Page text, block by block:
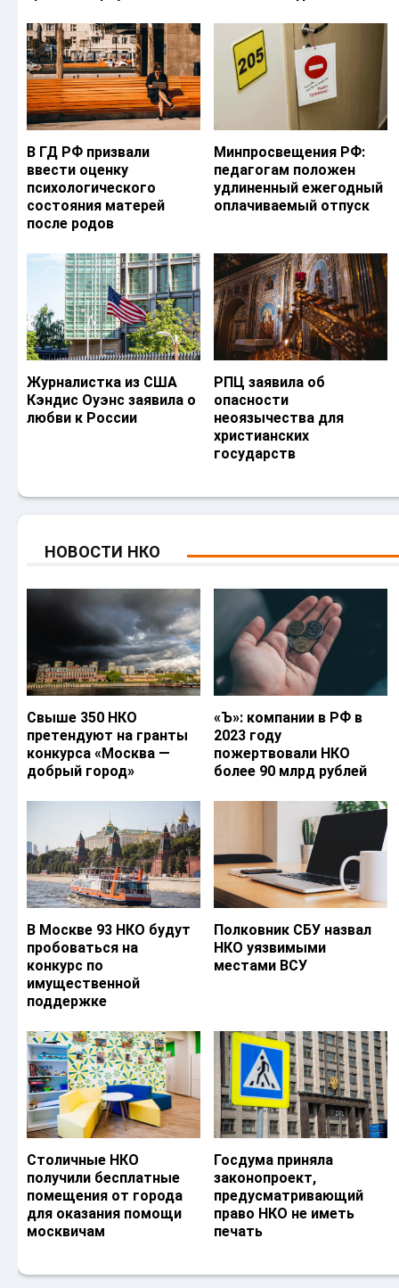
В ГД РФ призвали
ввести оценку
психологического
состояния матерей
после родов
Минпросвещения РФ:
педагогам положен
удлиненный ежегодный
оплачиваемый отпуск
Журналистка из США
Кэндис Оуэнс заявила о
любви к России
РПЦ заявила об
опасности
неоязычества для
христианских
государств
НОВОСТИ НКО
Свыше 350 НКО
претендуют на гранты
конкурса «Москва —
добрый город»
«Ъ‎»: компании в РФ в
2023 году
пожертвовали НКО
более 90 млрд рублей
В Москве 93 НКО будут
пробоваться на
конкурс по
имущественной
поддержке
Полковник СБУ назвал
НКО уязвимыми
местами ВСУ
Столичные НКО
получили бесплатные
помещения от города
для оказания помощи
москвичам
Госдума приняла
законопроект,
предусматривающий
право НКО не иметь
печать